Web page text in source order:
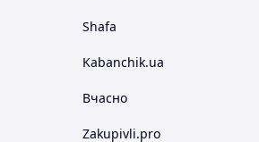
Shafa
Kabanchik.ua
Вчасно
Zakupivli.pro